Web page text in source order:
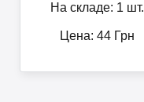
На складе: 1 шт.
Цена: 44Грн